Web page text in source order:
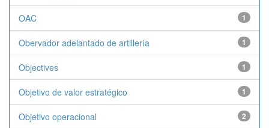
OAC 1
Obervador adelantado de artillería 1
Objectives 1
Objetivo de valor estratégico 1
Objetivo operacional 2